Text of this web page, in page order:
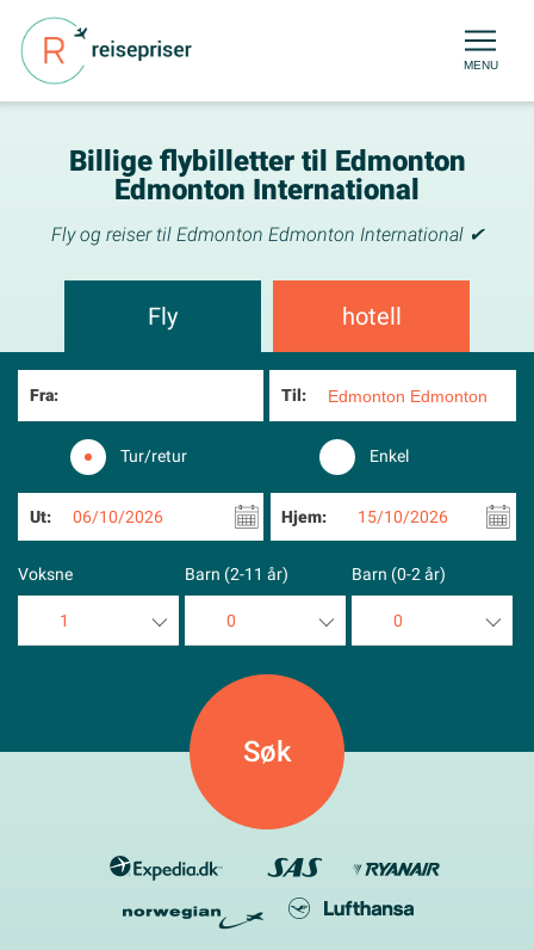
MENU
Billige flybilletter til Edmonton
Edmonton International
Fly og reiser til Edmonton Edmonton International ✔
Fly hotell
Fra: Til:
Tur/retur Enkel
Ut: 06/10/2026 Hjem: 15/10/2026
Voksne
1
Barn (2-11 år)
0
5
Barn (0-2 år)
0